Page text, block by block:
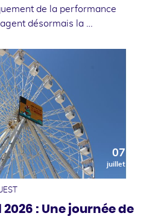
de la performance
désormais la …
07
juillet
: Une journée de